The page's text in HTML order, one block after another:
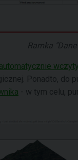
Ramka
automatycznie
Ponadto, do
- w tym celu,